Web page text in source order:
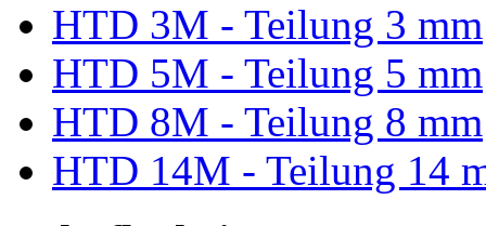
HTD 3M - Teilung 3 mm
HTD 5M - Teilung 5 mm
HTD 8M - Teilung 8 mm
HTD 14M - Teilung 14